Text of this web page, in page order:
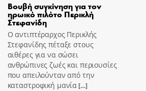
Βουβή συγκίνηση για τον
ηρωικό πιλότο Περικλή
Στεφανίδη
Ο αντιπτέραρχος Περικλής
Στεφανίδης πέταξε στους
αιθέρες για να σώσει
ανθρώπινες ζωές και περιουσίες
που απειλούνταν από την
καταστροφική μανία[…]